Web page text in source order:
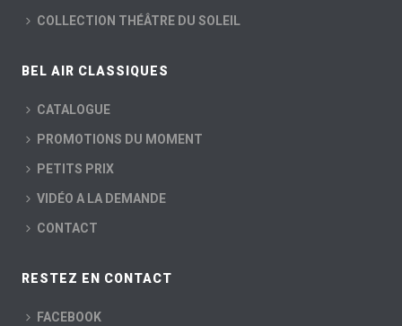
COLLECTION THÉÂTRE DU SOLEIL
BEL AIR CLASSIQUES
CATALOGUE
PROMOTIONS DU MOMENT
PETITS PRIX
VIDÉO A LA DEMANDE
CONTACT
RESTEZ EN CONTACT
FACEBOOK